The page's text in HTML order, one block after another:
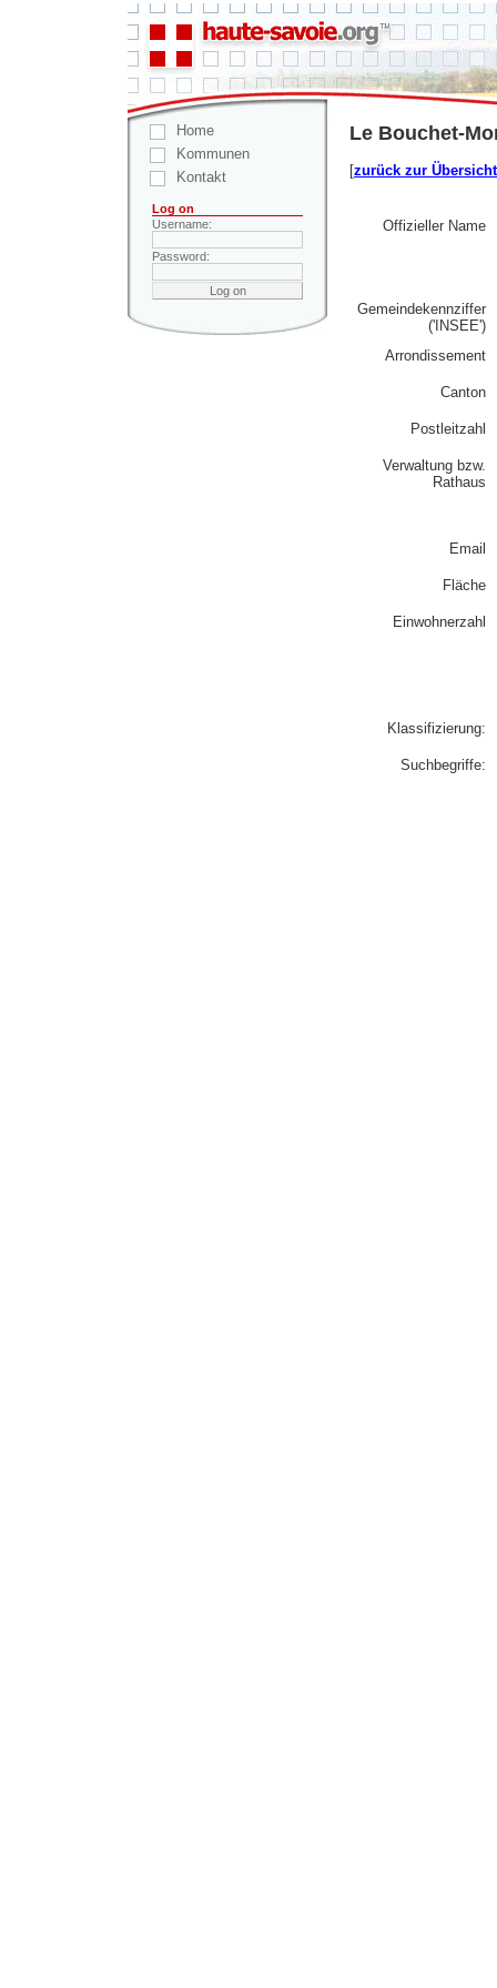
Home
Kommunen
Kontakt
Log on
Username:
Password:
Le Bouchet-
[zurück zur Übersicht
Offizieller Name
Gemeindekennziffer
('INSEE')
Arrondissement
Canton
Postleitzahl
Verwaltung bzw.
Rathaus
Email
Fläche
Einwohnerzahl
Klassifizierung:
Suchbegriffe: